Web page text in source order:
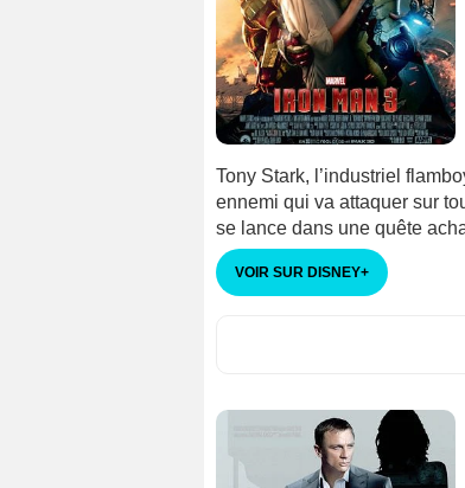
Tony Stark, l’industriel
ennemi qui va attaquer sur
se lance dans une quête
VOIR SUR DISNEY+